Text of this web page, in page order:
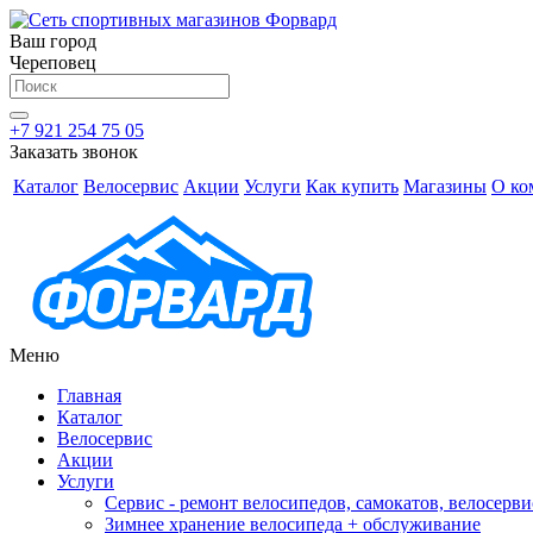
Ваш город
Череповец
+7 921 254 75 05
Заказать звонок
Каталог Велосервис Акции Услуги Как купить Магазины О
Меню
Главная
Каталог
Велосервис
Акции
Услуги
Сервис - ремонт велосипедов, самокатов,
Зимнее хранение велосипеда + обслуживание